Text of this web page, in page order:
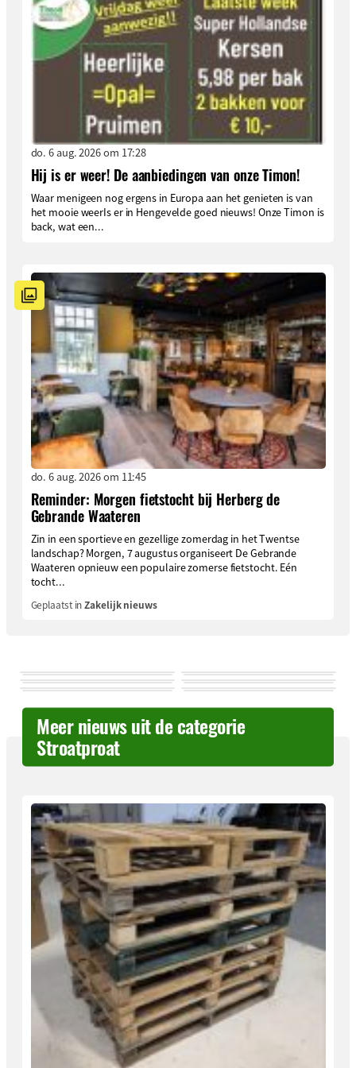
do. 6 aug. 2026 om 17:28
Hij is er weer! De aanbiedingen van onze Timon!
Waar menigeen nog ergens in Europa aan het genieten is van
het mooie weerIs er in Hengevelde goed nieuws! Onze Timon is
back, wat een...
do. 6 aug. 2026 om 11:45
Reminder: Morgen fietstocht bij Herberg de
Gebrande Waateren
Zin in een sportieve en gezellige zomerdag in het Twentse
landschap? Morgen, 7 augustus organiseert De Gebrande
Waateren opnieuw een populaire zomerse fietstocht. Eén
tocht...
Geplaatst inZakelijk nieuws
Meer nieuws uit de categorie
Stroatproat